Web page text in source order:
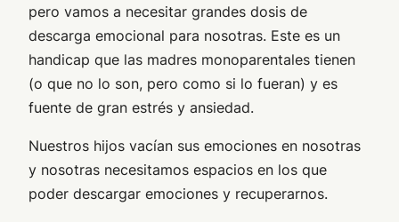
pero vamos a necesitar grandes dosis de
descarga emocional para nosotras. Este es un
handicap que las madres monoparentales tienen
(o que no lo son, pero como si lo fueran) y es
fuente de gran estrés y ansiedad.
Nuestros hijos vacían sus emociones en nosotras
y nosotras necesitamos espacios en los que
poder descargar emociones y recuperarnos.